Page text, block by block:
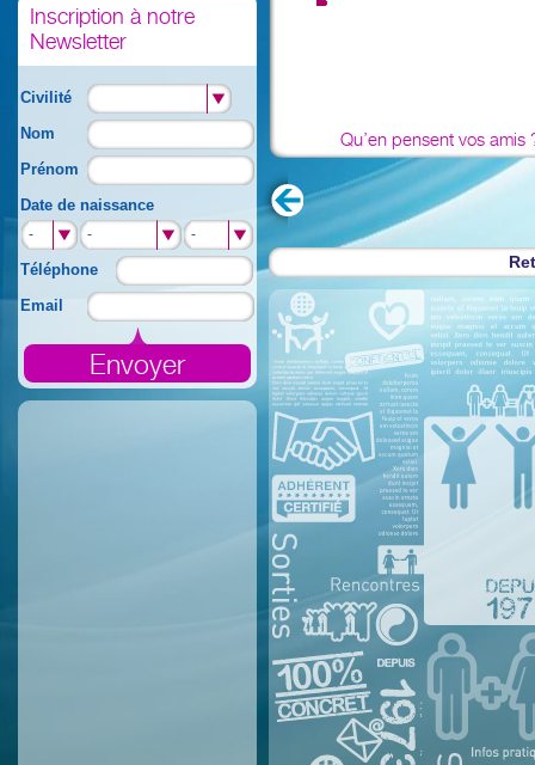
Inscription à notre
Newsletter
Civilité
Nom
Prénom
Date de naissance
- - -
Téléphone
Email
Qu’en pensent vos amis